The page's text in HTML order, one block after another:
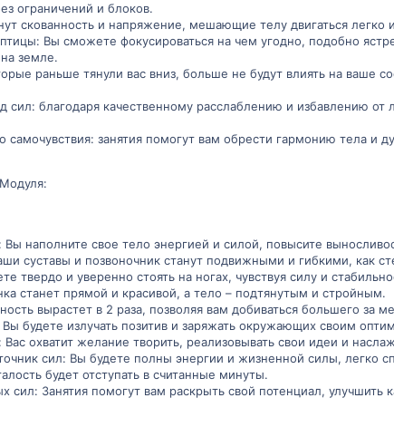
ограничений и блоков.
скованность и напряжение, мешающие телу двигаться легко
Вы сможете фокусироваться на чем угодно, подобно
земле.
раньше тянули вас вниз, больше не будут влиять на ваше
благодаря качественному расслаблению и избавлению от
занятия помогут вам обрести гармонию тела и
наполните свое тело энергией и силой, повысите
суставы и позвоночник станут подвижными и гибкими, как
твердо и уверенно стоять на ногах, чувствуя силу и
станет прямой и красивой, а тело – подтянутым и стройным.
вырастет в 2 раза, позволяя вам добиваться большего за
будете излучать позитив и заряжать окружающих своим
охватит желание творить, реализовывать свои идеи и
сил: Вы будете полны энергии и жизненной силы, легко
будет отступать в считанные минуты.
сил: Занятия помогут вам раскрыть свой потенциал,